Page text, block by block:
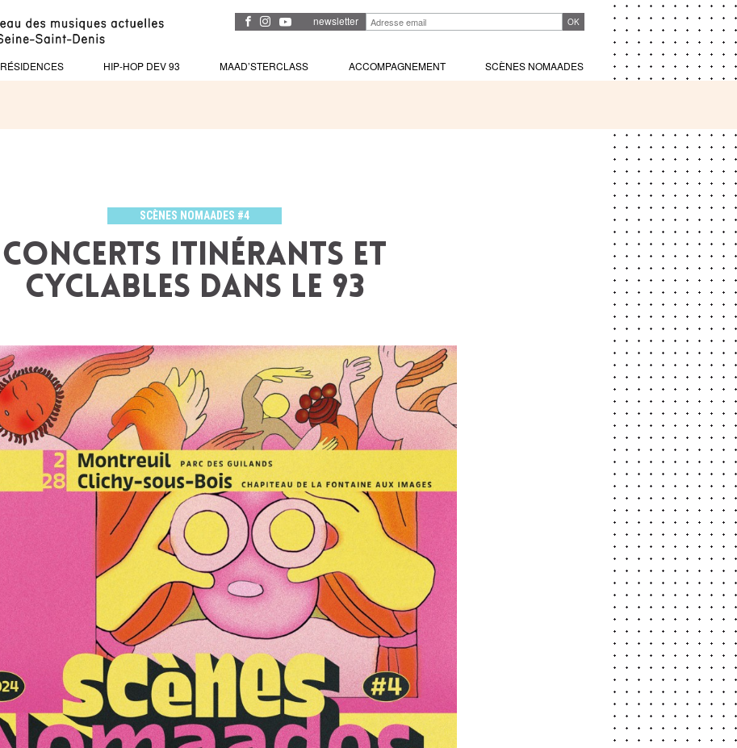
newsletter
RÉSIDENCES HIP-HOP DEV 93 MAAD’STERCLASS ACCOMPAGNEMENT SCÈNES NOMAADES
SCÈNES NOMAADES #4
Concerts itinérants et
cyclables dans le 93